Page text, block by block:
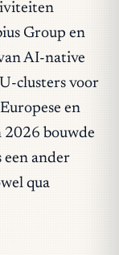
Group en
AI-native
clusters voor
en
2026 bouwde
een ander
qua